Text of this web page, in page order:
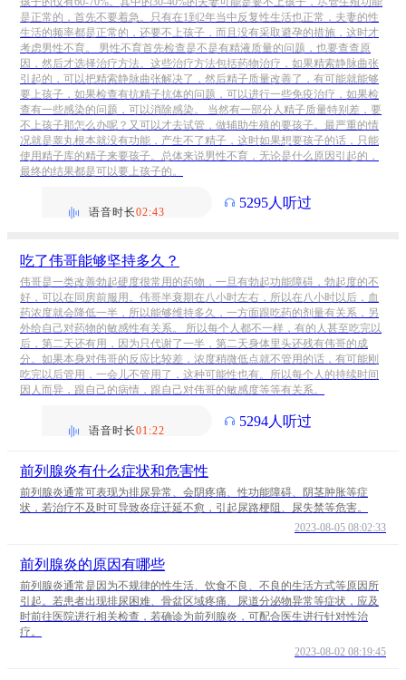
是正常的，首先不要着急。只有在1到2年当中反复性生活也正常，夫妻的性
生活的频率都是正常的，还要不上孩子，而且没有采取避孕的措施，这时才
考虑男性不育。 男性不育首先检查是不是有精液质量的问题，也要查查原
因，然后才选择治疗方法。这些治疗方法包括药物治疗，如果精索静脉曲张
引起的，可以把精索静脉曲张解决了，然后精子质量改善了，有可能就能够
要上孩子，如果检查有抗精子抗体的问题，可以进行一些免疫治疗，如果检
查有一些感染的问题，可以消除感染。 当然有一部分人精子质量特别差，要
不上孩子那怎么办呢？又可以才去试管，做辅助生殖的要孩子。最严重的情
况就是睾丸根本就没有功能，产生不了精子，这时如果想要孩子的话，只能
使用精子库的精子来要孩子。总体来说男性不育，无论是什么原因引起的，
最终的结果都是可以要上孩子的。
语音时长02:43
5295人听过
吃了伟哥能够坚持多久？
伟哥是一类改善勃起硬度很常用的药物，一旦有勃起功能障碍，勃起度的不
好，可以在同房前服用。伟哥半衰期在八小时左右，所以在八小时以后，血
药浓度就会降低一半，所以能够维持多久，一方面跟吃药的剂量有关系，另
外给自己对药物的敏感性有关系。 所以每个人都不一样，有的人甚至吃完以
后，第二天还有用，因为只代谢了一半，第二天身体里头还残有伟哥的成
分。如果本身对伟哥的反应比较差，浓度稍微低点就不管用的话，有可能刚
吃完以后管用，一会儿不管用了，这种可能性也有。所以每个人的持续时间
因人而异，跟自己的病情，跟自己对伟哥的敏感度等等有关系。
语音时长01:22
5294人听过
前列腺炎有什么症状和危害性
前列腺炎通常可表现为排尿异常、会阴疼痛、性功能障碍、阴茎肿胀等症
状，若治疗不及时可导致炎症迁延不愈，引起尿路梗阻、尿失禁等危害。
2023-08-05 08:02:33
前列腺炎的原因有哪些
前列腺炎通常是因为不规律的性生活、饮食不良、不良的生活方式等原因所
引起。若患者出现排尿困难、骨盆区域疼痛、尿道分泌物异常等症状，应及
时前往医院进行相关检查，若确诊为前列腺炎，可配合医生进行针对性治
疗。
2023-08-02 08:19:45